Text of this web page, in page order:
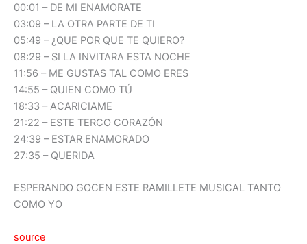
00:01 – DE MI ENAMORATE
03:09 – LA OTRA PARTE DE TI
05:49 – ¿QUE POR QUE TE QUIERO?
08:29 – SI LA INVITARA ESTA NOCHE
11:56 – ME GUSTAS TAL COMO ERES
14:55 – QUIEN COMO TÚ
18:33 – ACARICIAME
21:22 – ESTE TERCO CORAZÓN
24:39 – ESTAR ENAMORADO
27:35 – QUERIDA
ESPERANDO GOCEN ESTE RAMILLETE MUSICAL TANTO
COMO YO
source